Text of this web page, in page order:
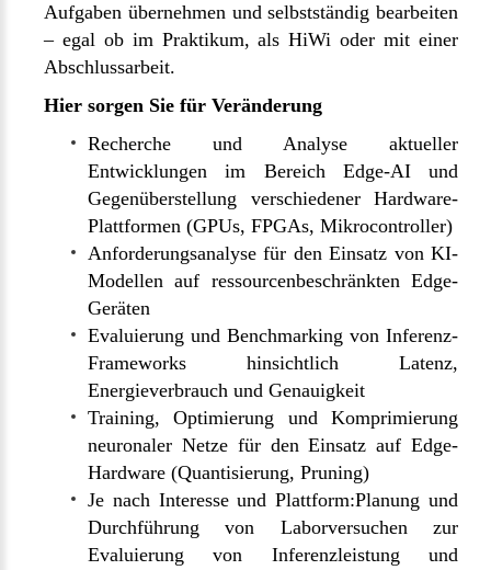
Aufgaben übernehmen und selbstständig bearbeiten
– egal ob im Praktikum, als HiWi oder mit einer
Abschlussarbeit.
Hier sorgen Sie für Veränderung
Recherche und Analyse aktueller
Entwicklungen im Bereich Edge-AI und
Gegenüberstellung verschiedener Hardware-
Plattformen (GPUs, FPGAs, Mikrocontroller)
Anforderungsanalyse für den Einsatz von KI-
Modellen auf ressourcenbeschränkten Edge-
Geräten
Evaluierung und Benchmarking von Inferenz-
Frameworks hinsichtlich Latenz,
Energieverbrauch und Genauigkeit
Training, Optimierung und Komprimierung
neuronaler Netze für den Einsatz auf Edge-
Hardware (Quantisierung, Pruning)
Je nach Interesse und Plattform:Planung und
Durchführung von Laborversuchen zur
Evaluierung von Inferenzleistung und